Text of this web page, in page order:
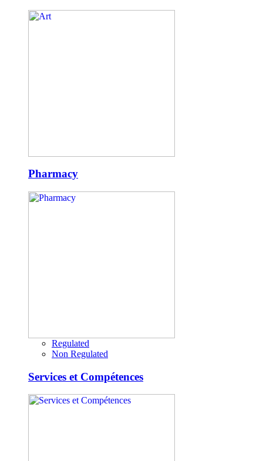
Pharmacy
Regulated
Non Regulated
Services et Compétences